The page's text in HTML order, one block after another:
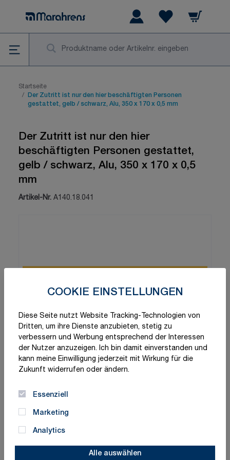
COOKIE EINSTELLUNGEN
Diese Seite nutzt Website Tracking-Technologien von
Dritten, um ihre Dienste anzubieten, stetig zu
verbessern und Werbung entsprechend der Interessen
der Nutzer anzuzeigen. Ich bin damit einverstanden und
kann meine Einwilligung jederzeit mit Wirkung für die
Zukunft widerrufen oder ändern.
Essenziell
Marketing
Analytics
Alle auswählen
Warenkorb
Startseite
/
Der Zutritt ist nur den hier beschäftigten Personen
gestattet, gelb / schwarz, Alu, 350 x 170 x 0,5 mm
Der Zutritt ist nur den hier
beschäftigten Personen gestattet,
gelb / schwarz, Alu, 350 x 170 x 0,5
mm
Artikel-Nr. A140.18.041